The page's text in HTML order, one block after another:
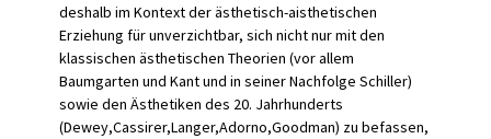
deshalb im Kontext der ästhetisch-aisthetischen
Erziehung für unverzichtbar, sich nicht nur mit den
klassischen ästhetischen Theorien (vor allem
Baumgarten und Kant und in seiner Nachfolge Schiller)
sowie den Ästhetiken des 20. Jahrhunderts
(Dewey,Cassirer,Langer,Adorno,Goodman) zu befassen,